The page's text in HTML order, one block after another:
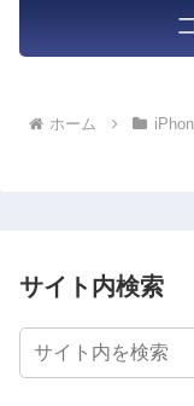
ホーム
サイト内検索